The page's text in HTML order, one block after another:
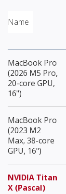
Name
MacBook Pro
(2026 M5 Pro,
20-core GPU,
16")
MacBook Pro
(2023 M2
Max, 38-core
GPU, 16")
NVIDIA Titan
X (Pascal)